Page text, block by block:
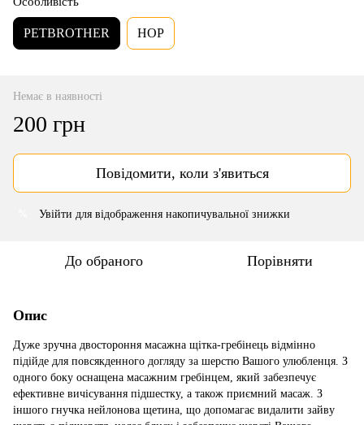
PETBROTHER HOP
Немає в наявності
200 грн
Повідомити, коли з'явиться
Увійти для відображення накопичувальної знижки
До обраного Порівняти
Опис
Дуже зручна двостороння масажна щітка-гребінець відмінно
підійде для повсякденного догляду за шерстю Вашого улюбленця. З
одного боку оснащена масажним гребінцем, який забезпечує
ефективне вичісування підшестку, а також приємний масаж. З
іншого гнучка нейлонова щетина, що допомагає видалити зайву